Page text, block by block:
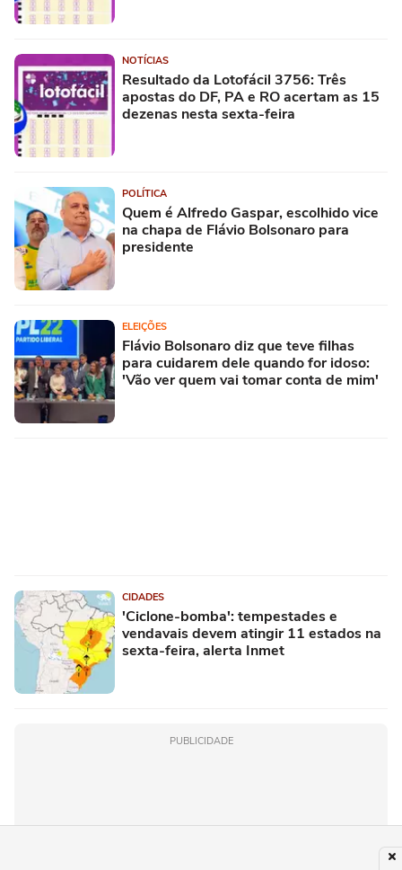
NOTÍCIAS
Resultado da Lotofácil 3756: Três
apostas do DF, PA e RO acertam as 15
dezenas nesta sexta-feira
POLÍTICA
Quem é Alfredo Gaspar, escolhido vice
na chapa de Flávio Bolsonaro para
presidente
ELEIÇÕES
Flávio Bolsonaro diz que teve filhas
para cuidarem dele quando for idoso:
'Vão ver quem vai tomar conta de mim'
CIDADES
'Ciclone-bomba': tempestades e
vendavais devem atingir 11 estados na
sexta-feira, alerta Inmet
PUBLICIDADE